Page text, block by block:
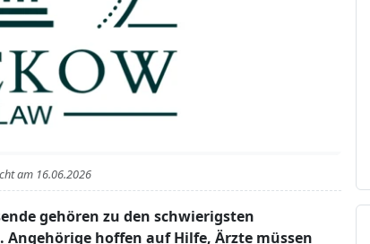
am 16.06.2026
gehören zu den schwierigsten
hoffen auf Hilfe, Ärzte müssen